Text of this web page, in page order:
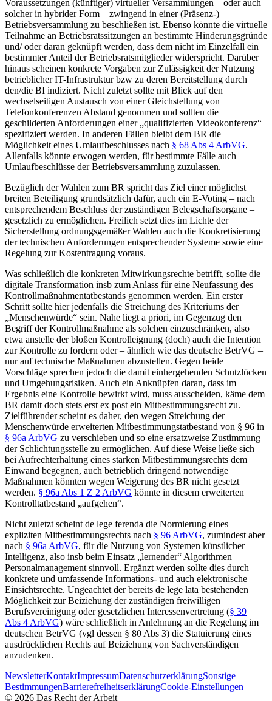
Voraussetzungen (künftiger) virtueller Versammlungen – oder auch
solcher in hybrider Form – zwingend in einer (Präsenz-)
Betriebsversammlung zu beschließen ist. Ebenso könnte die virtuelle
Teilnahme an Betriebsratssitzungen an bestimmte Hinderungsgründe
und/ oder daran geknüpft werden, dass dem nicht im Einzelfall ein
bestimmter Anteil der Betriebsratsmitglieder widerspricht. Darüber
hinaus scheinen konkrete Vorgaben zur Zulässigkeit der Nutzung
betrieblicher IT-Infrastruktur bzw zu deren Bereitstellung durch
den/die BI indiziert. Nicht zuletzt sollte mit Blick auf den
wechselseitigen Austausch von einer Gleichstellung von
Telefonkonferenzen Abstand genommen und sollten die
geschilderten Anforderungen einer „qualifizierten Videokonferenz“
spezifiziert werden. In anderen Fällen bleibt dem BR die
Möglichkeit eines Umlaufbeschlusses nach § 68 Abs 4 ArbVG.
Allenfalls könnte erwogen werden, für bestimmte Fälle auch
Umlaufbeschlüsse der Betriebsversammlung zuzulassen.
Bezüglich der Wahlen zum BR spricht das Ziel einer möglichst
breiten Beteiligung grundsätzlich dafür, auch ein E-Voting – nach
entsprechendem Beschluss der zuständigen Belegschaftsorgane –
gesetzlich zu ermöglichen. Freilich setzt dies im Lichte der
Sicherstellung ordnungsgemäßer Wahlen auch die Konkretisierung
der technischen Anforderungen entsprechender Systeme sowie eine
Regelung zur Kostentragung voraus.
Was schließlich die konkreten Mitwirkungsrechte betrifft, sollte die
digitale Transformation insb zum Anlass für eine Neufassung des
Kontrollmaßnahmentatbestands genommen werden. Ein erster
Schritt sollte hier jedenfalls die Streichung des Kriteriums der
„Menschenwürde“ sein. Nahe liegt a priori, im Gegenzug den
Begriff der Kontrollmaßnahme als solchen einzuschränken, also
etwa anstelle der bloßen Kontrolleignung (doch) auch die Intention
zur Kontrolle zu fordern oder – ähnlich wie das deutsche BetrVG –
nur auf technische Maßnahmen abzustellen. Gegen beide
Vorschläge sprechen jedoch die damit einhergehenden Schutzlücken
und Umgehungsrisiken. Auch ein Anknüpfen daran, dass im
Ergebnis eine Kontrolle bewirkt wird, muss ausscheiden, käme dem
BR damit doch stets erst ex post ein Mitbestimmungsrecht zu.
Zielführender scheint es daher, den wegen Streichung der
Menschenwürde erweiterten Mitbestimmungstatbestand von § 96 in
§ 96a ArbVG zu verschieben und so eine ersatzweise Zustimmung
der Schlichtungsstelle zu ermöglichen. Auf diese Weise ließe sich
bei Aufrechterhaltung eines starken Mitbestimmungsrechts dem
Einwand begegnen, auch betrieblich dringend notwendige
Maßnahmen könnten wegen Weigerung des BR nicht gesetzt
werden. § 96a Abs 1 Z 2 ArbVG könnte in diesem erweiterten
Kontrolltatbestand „aufgehen“.
Nicht zuletzt scheint de lege ferenda die Normierung eines
expliziten Mitbestimmungsrechts nach § 96 ArbVG, zumindest aber
nach § 96a ArbVG, für die Nutzung von Systemen künstlicher
Intelligenz, also insb beim Einsatz „lernender“ Algorithmen
Personalmanagement sinnvoll. Ergänzt werden sollte dies durch
konkrete und umfassende Informations- und auch elektronische
Einsichtsrechte. Ungeachtet der bereits de lege lata bestehenden
Möglichkeit zur Beiziehung der zuständigen freiwilligen
Berufsvereinigung oder gesetzlichen Interessenvertretung (§ 39
Abs 4 ArbVG) wäre schließlich in Anlehnung an die Regelung im
deutschen BetrVG (vgl dessen § 80 Abs 3) die Statuierung eines
ausdrücklichen Rechts auf Beiziehung von Sachverständigen
anzudenken.
NewsletterKontaktImpressumDatenschutzerklärungSonstige
BestimmungenBarrierefreiheitserklärungCookie-Einstellungen
© 2026 Das Recht der Arbeit